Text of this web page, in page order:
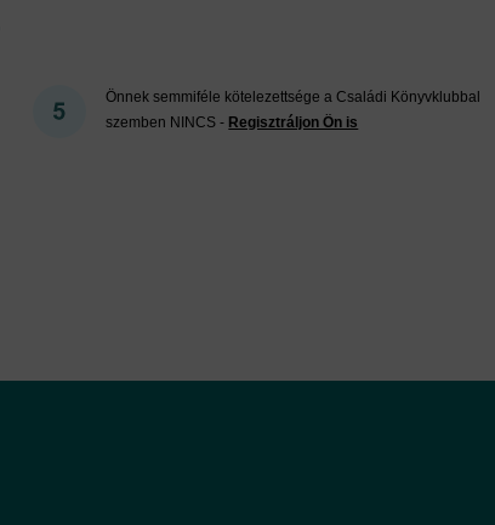
Önnek semmiféle kötelezettsége a Családi Könyvklubbal
szemben NINCS - Regisztráljon Ön is